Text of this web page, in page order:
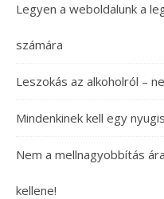
Legyen a weboldalunk a
számára
Leszokás az alkoholról –
Mindenkinek kell egy
Nem a mellnagyobbítás
kellene!